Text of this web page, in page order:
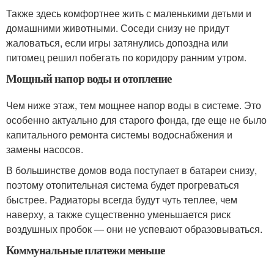
Также здесь комфортнее жить с маленькими детьми и
домашними животными. Соседи снизу не придут
жаловаться, если игры затянулись допоздна или
питомец решил побегать по коридору ранним утром.
Мощный напор воды и отопление
Чем ниже этаж, тем мощнее напор воды в системе. Это
особенно актуально для старого фонда, где еще не было
капитального ремонта системы водоснабжения и
замены насосов.
В большинстве домов вода поступает в батареи снизу,
поэтому отопительная система будет прогреваться
быстрее. Радиаторы всегда будут чуть теплее, чем
наверху, а также существенно уменьшается риск
воздушных пробок — они не успевают образовываться.
Коммунальные платежи меньше